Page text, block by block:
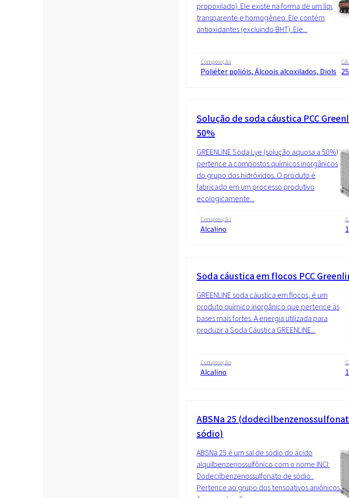
propoxilado). Ele existe na forma de um líquido
transparente e homogêneo. Ele contém
antioxidantes (excluindo BHT). Ele...
Composição
Poliéter polióis, Álcoois alcoxilados, Diols
Solução de soda cáustica PCC
50%
GREENLINE Soda Lye (solução aquosa a 50%)
pertence a compostos químicos inorgânicos
do grupo dos hidróxidos. O produto é
fabricado em um processo produtivo
ecologicamente...
Composição
Alcalino
Soda cáustica em flocos PCC
GREENLINE soda cáustica em flocos, é um
produto químico inorgânico que pertence às
bases mais fortes. A energia utilizada para
produzir a Soda Cáustica GREENLINE...
Composição
Alcalino
ABSNa 25
sódio)
ABSNa 25 é um sal de sódio do ácido
alquilbenzenossulfônico com o nome INCI:
Dodecilbenzenossulfonato de sódio .
Pertence ao grupo dos tensoativos aniônicos.